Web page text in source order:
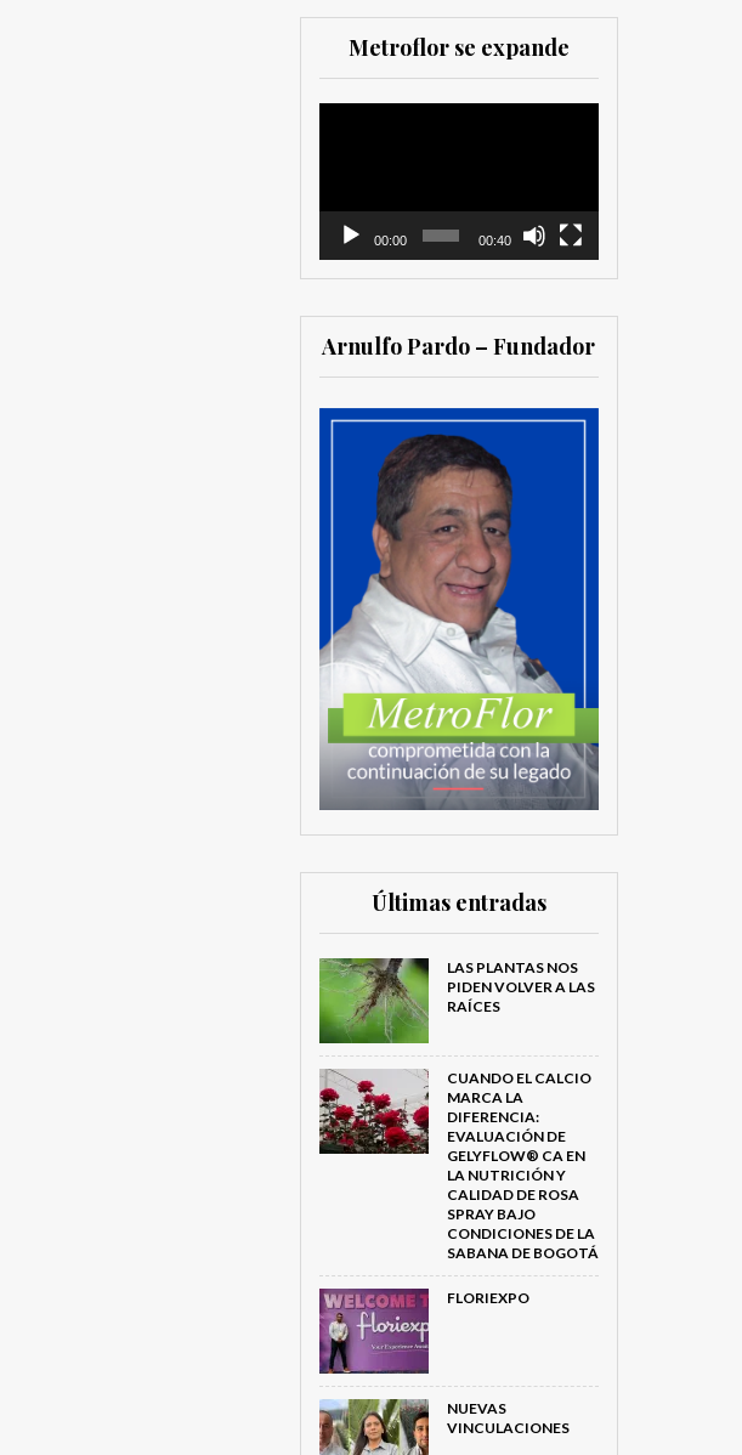
Metroflor se expande
00:00 00:40
Arnulfo Pardo – Fundador
Últimas entradas
LAS PLANTAS NOS
PIDEN VOLVER A LAS
RAÍCES
CUANDO EL CALCIO
MARCA LA
DIFERENCIA:
EVALUACIÓN DE
GELYFLOW® CA EN
LA NUTRICIÓN Y
CALIDAD DE ROSA
SPRAY BAJO
CONDICIONES DE LA
SABANA DE BOGOTÁ
FLORIEXPO
NUEVAS
VINCULACIONES